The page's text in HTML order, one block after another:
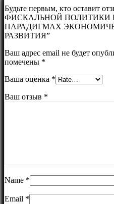
Будьте первым, кто оставит
ФИСКАЛЬНОЙ ПОЛИТИКИ
ПАРАДИГМАХ
РАЗВИТИЯ”
Ваш адрес email не будет
помечены *
Ваша оценка *
Ваш отзыв *
Name *
Email *